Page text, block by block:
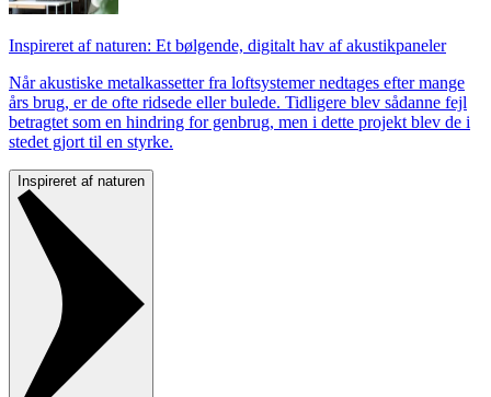
Inspireret af naturen: Et bølgende, digitalt hav af akustikpaneler
Når akustiske metalkassetter fra loftsystemer nedtages efter mange
års brug, er de ofte ridsede eller bulede. Tidligere blev sådanne fejl
betragtet som en hindring for genbrug, men i dette projekt blev de i
stedet gjort til en styrke.
Inspireret af naturen